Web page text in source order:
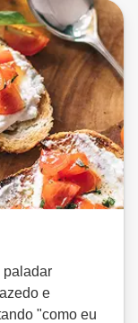
paladar
e
"como eu